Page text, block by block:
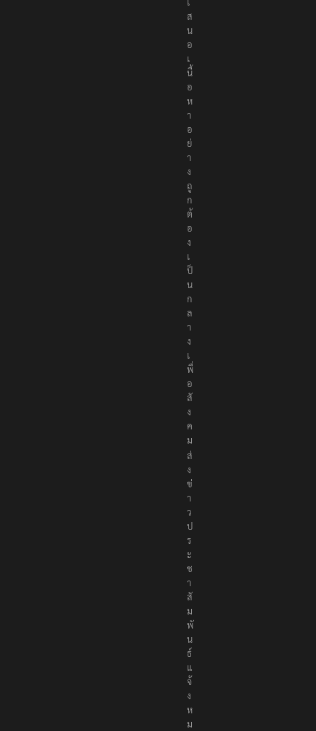
ส
น
อ
เ
นื้
อ
ห
า
อ
ย่
า
ง
ถู
ก
ต้
อ
ง
เ
ป็
น
ก
ล
า
ง
เ
พื่
อ
สั
ง
ค
ม
ส่
ง
ข่
า
ว
ป
ร
ะ
ช
า
สั
ม
พั
น
ธ์
แ
จ้
ง
ห
ม